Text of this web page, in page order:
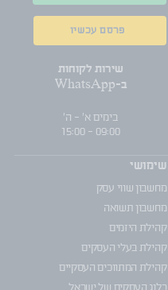
פרסם עכשיו
שירות לקוחות
ב-WhatsApp
בימים א' - ה'
09:00 - 15:00
שימושי
מחשבון שווי עסק
מחשבון תשואה
קהילת היזמים
קהילת בעלי העסקים
קהילת המתווכים העסקיים